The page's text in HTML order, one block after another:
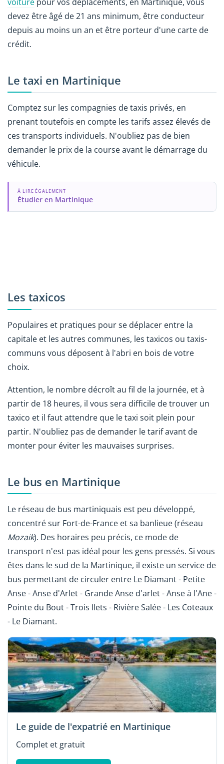
devez être âgé de 21 ans minimum, être conducteur
depuis au moins un an et être porteur d'une carte de
crédit.
Le taxi en Martinique
Comptez sur les compagnies de taxis privés, en
prenant toutefois en compte les tarifs assez élevés de
ces transports individuels. N'oubliez pas de bien
demander le prix de la course avant le démarrage du
véhicule.
À LIRE ÉGALEMENT
Étudier en Martinique
Les taxicos
Populaires et pratiques pour se déplacer entre la
capitale et les autres communes, les taxicos ou taxis-
communs vous déposent à l'abri en bois de votre
choix.
Attention, le nombre décroît au fil de la journée, et à
partir de 18 heures, il vous sera difficile de trouver un
taxico et il faut attendre que le taxi soit plein pour
partir. N'oubliez pas de demander le tarif avant de
monter pour éviter les mauvaises surprises.
Le bus en Martinique
Le réseau de bus martiniquais est peu développé,
concentré sur Fort-de-France et sa banlieue (réseau
Mozaik). Des horaires peu précis, ce mode de
transport n'est pas idéal pour les gens pressés. Si vous
êtes dans le sud de la Martinique, il existe un service de
bus permettant de circuler entre Le Diamant - Petite
Anse - Anse d'Arlet - Grande Anse d'arlet - Anse à l'Ane -
Pointe du Bout - Trois Ilets - Rivière Salée - Les Coteaux
- Le Diamant.
Le guide de l'expatrié en Martinique
Complet et gratuit